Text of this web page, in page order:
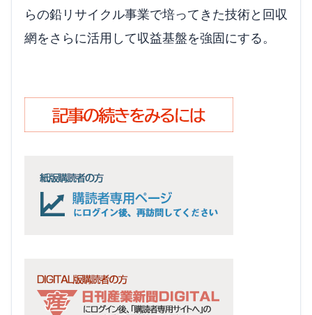
らの鉛リサイクル事業で培ってきた技術と回収
網をさらに活用して収益基盤を強固にする。